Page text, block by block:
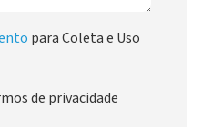
para Coleta e Uso
de privacidade